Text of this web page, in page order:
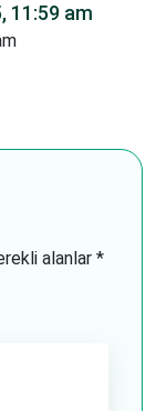
11:59 am
alanlar *